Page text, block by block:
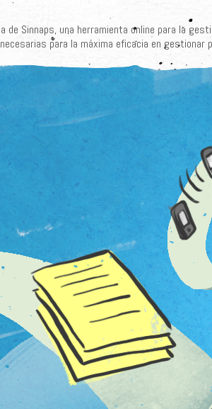
de Sinnaps, una herramienta online para la
para la máxima eficacia en gestionar